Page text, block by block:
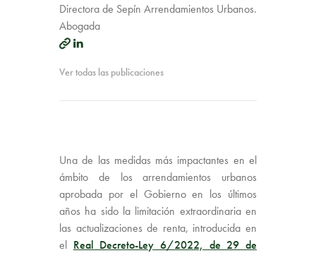
Directora de Sepín Arrendamientos Urbanos.
Abogada
Ver todas las publicaciones
Una de las medidas más impactantes en el
ámbito de los arrendamientos urbanos
aprobada por el Gobierno en los últimos
años ha sido la limitación extraordinaria en
las actualizaciones de renta, introducida en
el Real Decreto-Ley 6/2022, de 29 de